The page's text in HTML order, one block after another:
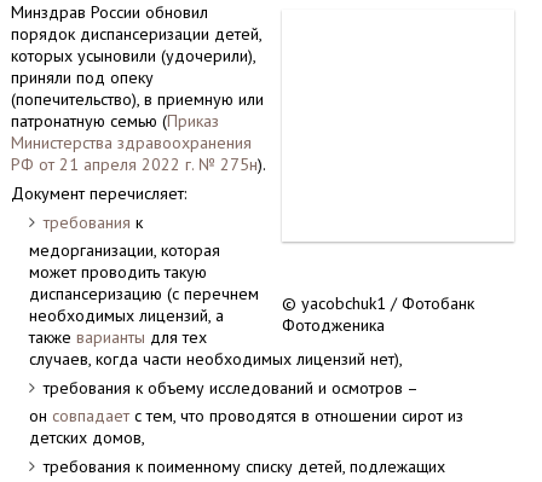
© yacobchuk1 / Фотобанк
Фотодженика
Минздрав России обновил
порядок диспансеризации детей,
которых усыновили (удочерили),
приняли под опеку
(попечительство), в приемную или
патронатную семью (Приказ
Министерства здравоохранения
РФ от 21 апреля 2022 г. № 275н).
Документ перечисляет:
требования к
медорганизации, которая
может проводить такую
диспансеризацию (с перечнем
необходимых лицензий, а
также варианты для тех
случаев, когда части необходимых лицензий нет),
требования к объему исследований и осмотров –
он совпадаетс тем, что проводятся в отношении сирот из
детских домов,
требования к поименному списку детей, подлежащих